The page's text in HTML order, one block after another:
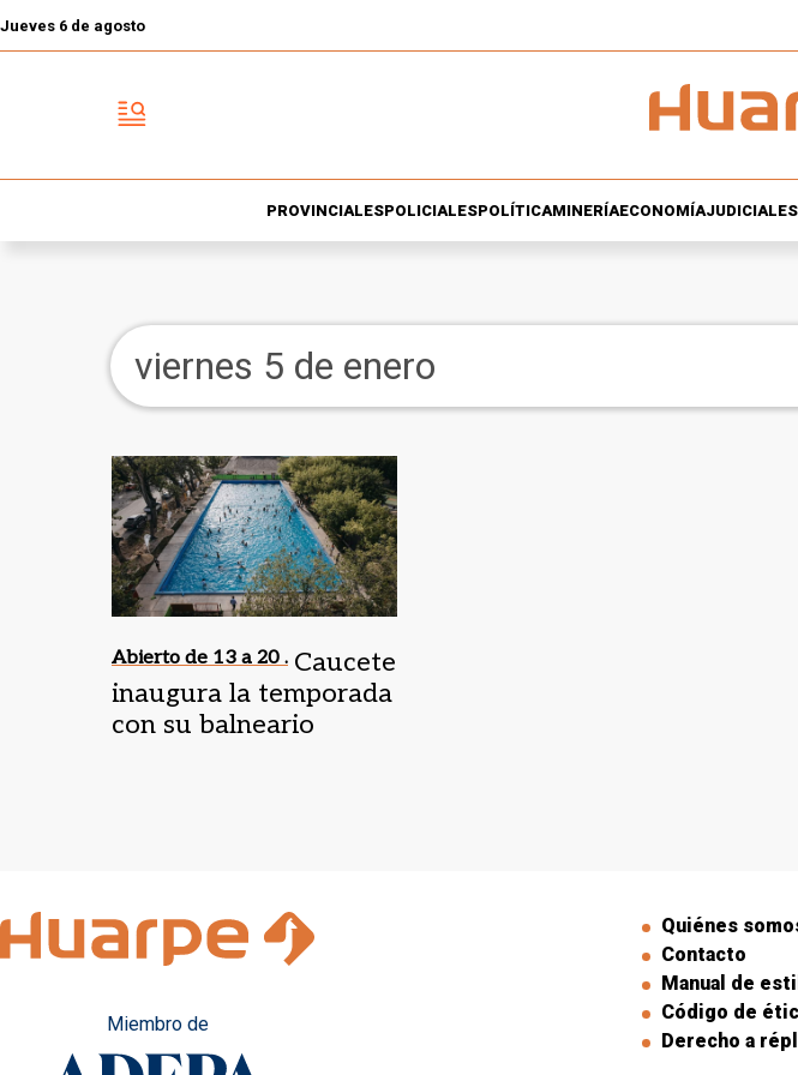
Jueves 6 de agosto
PROVINCIALESPOLICIALESPOLÍTICAMINERÍAECONOMÍAJUDICIALES
viernes 5 de enero
Abierto de 13 a 20 . Caucete
inaugura la temporada
con su balneario
Miembro de
Quiénes
Contacto
Manual de
Código de
Derecho a